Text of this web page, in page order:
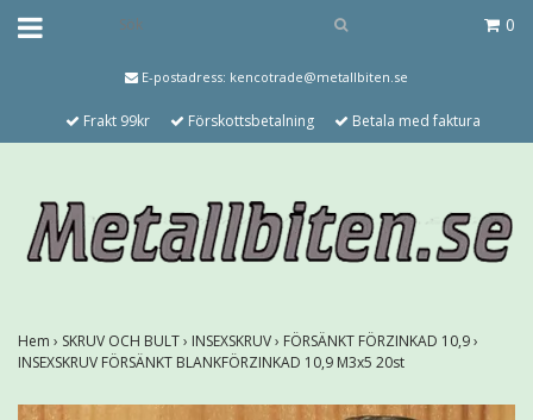
0
E-postadress: kencotrade@metallbiten.se
Frakt 99kr Förskottsbetalning Betala med faktura
Hem › SKRUV OCH BULT› INSEXSKRUV› FÖRSÄNKT FÖRZINKAD 10,9›
INSEXSKRUV FÖRSÄNKT BLANKFÖRZINKAD 10,9 M3x5 20st